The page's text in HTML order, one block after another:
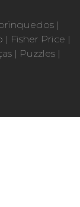
|
| Fisher Price |
| Puzzles|